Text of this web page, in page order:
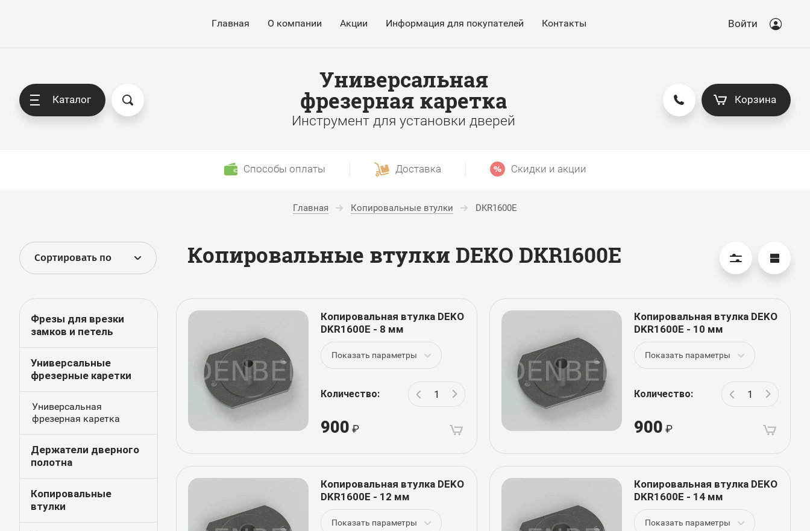
Главная О компании Акции Информация для покупателей Контакты Войти
Каталог
Универсальная
фрезерная каретка
Инструмент для установки дверей
Корзина
Способы оплаты Доставка Скидки и акции
Главная Копировальные втулки DKR1600E
Сортировать по Копировальные втулки DEKO DKR1600E
Фрезы для врезки
замков и петель
Универсальные
фрезерные каретки
Универсальная
фрезерная каретка
Держатели дверного
полотна
Копировальные
втулки
Копировальная втулка DEKO
DKR1600E - 8 мм
Показать параметры
Количество:
900
Копировальная втулка DEKO
DKR1600E - 10 мм
Показать параметры
Количество:
900
Копировальная втулка DEKO
DKR1600E - 12 мм
Показать параметры
Копировальная втулка DEKO
DKR1600E - 14 мм
Показать параметры